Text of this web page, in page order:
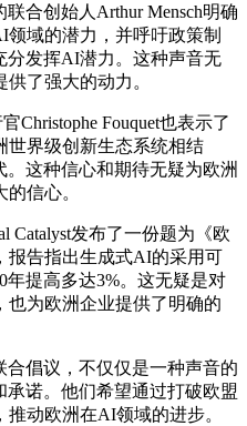
合创始人Arthur Mensch明确
域的潜力，并呼吁政策制
分发挥AI潜力。这种声音无
了强大的动力。
Fouquet也表示了
世界级创新生态系统相结
这种信心和期待无疑为欧洲
信心。
发布了一份题为《欧
报告指出生成式AI的采用可
年提高多达3%。这无疑是对
为欧洲企业提供了明确的
倡议，不仅仅是一种声音的
诺。他们希望通过打破欧盟
动欧洲在AI领域的进步。